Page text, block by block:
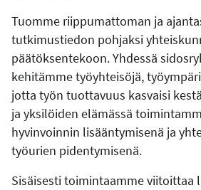
Tuomme riippumattoman ja
tutkimustiedon pohjaksi
päätöksentekoon. Yhdessä
kehitämme työyhteisöjä,
jotta työn tuottavuus kasvaisi
ja yksilöiden elämässä
hyvinvoinnin lisääntymisenä ja
työurien pidentymisenä.
Sisäisesti toimintaamme viitoittaa